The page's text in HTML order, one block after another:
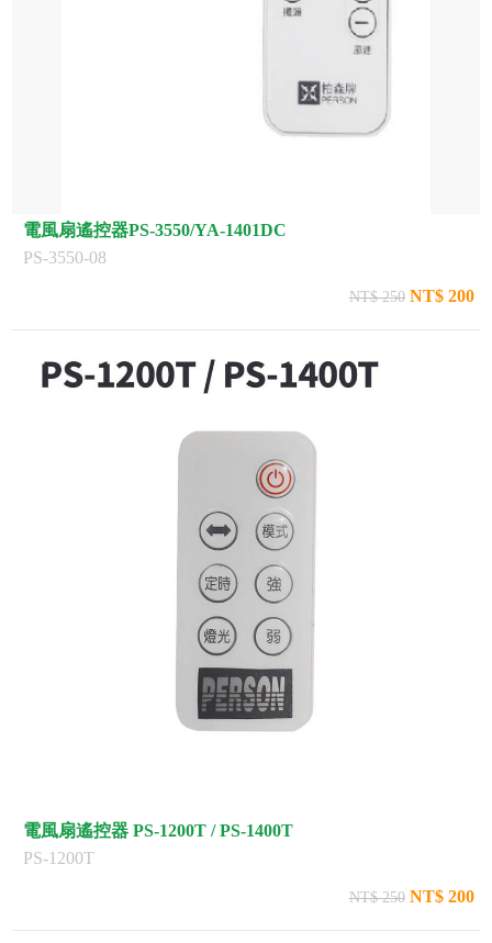
電風扇遙控器PS-3550/YA-1401DC
PS-3550-08
NT$ 250 NT$ 200
電風扇遙控器 PS-1200T / PS-1400T
PS-1200T
NT$ 250 NT$ 200